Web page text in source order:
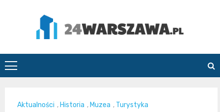
24Warszawa.pl
Aktualności , Historia , Muzea , Turystyka